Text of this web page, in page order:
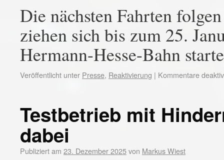
Die nächsten Fahrten
ziehen sich bis zum 25.
Hermann-Hesse-Bahn
Veröffentlicht unter Presse, Reaktivierung | Kommentare
Testbetrieb mit
dabei
Publiziert am 23. Dezember 2025von Markus Wiest